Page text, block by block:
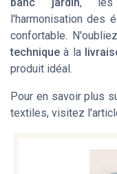
l'harmonisation des
confortable.
technique à la
produit idéal.
Pour en savoir plus
textiles, visitez